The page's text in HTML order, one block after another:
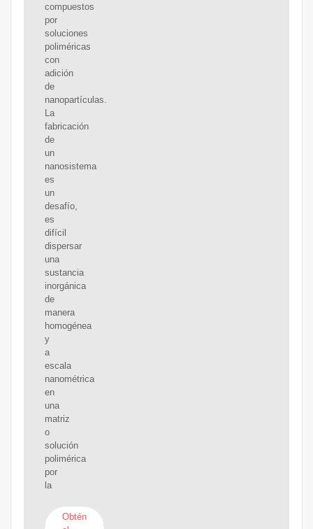
compuestos
por
soluciones
poliméricas
con
adición
de
nanopartículas.
La
fabricación
de
un
nanosistema
es
un
desafío,
es
difícil
dispersar
una
sustancia
inorgánica
de
manera
homogénea
y
a
escala
nanométrica
en
una
matriz
o
solución
polimérica
por
la
Obtén